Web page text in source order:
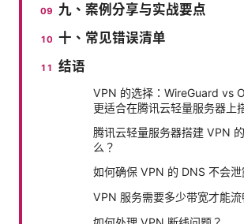
九、案例分享与实战要点
十、常见错误清单
结语
VPN 的选择：WireGuard vs
更适合在腾讯云轻量服务器上
腾讯云轻量服务器搭建 VPN
么？
如何确保 VPN 的 DNS 不会泄
VPN 服务需要多少带宽才能流